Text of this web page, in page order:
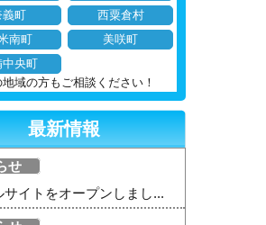
義町
西粟倉村
南町
美咲町
中央町
域の方もご相談ください！
最新情報
せ
サイトをオープンしまし...